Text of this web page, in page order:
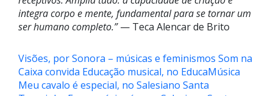
integra corpo e mente, fundamental para se tornar um
ser humano completo.”— Teca Alencar de Brito
Visões, por Sonora – músicas e feminismos Som na
Caixa convida Educação musical, no EducaMúsica
Meu cavalo é especial, no Salesiano Santa